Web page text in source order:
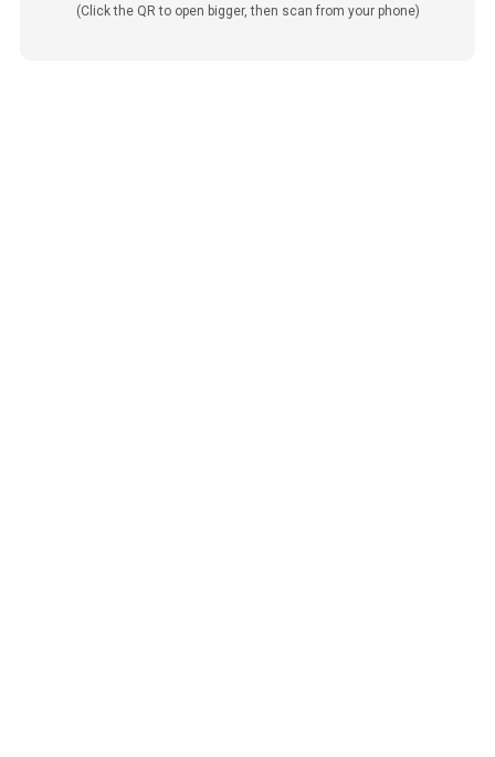
(Click the QR to open bigger, then scan from your phone)